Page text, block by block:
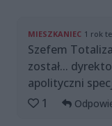
MIESZKANIEC 1 rok
Szefem
został...
apolityczni
1